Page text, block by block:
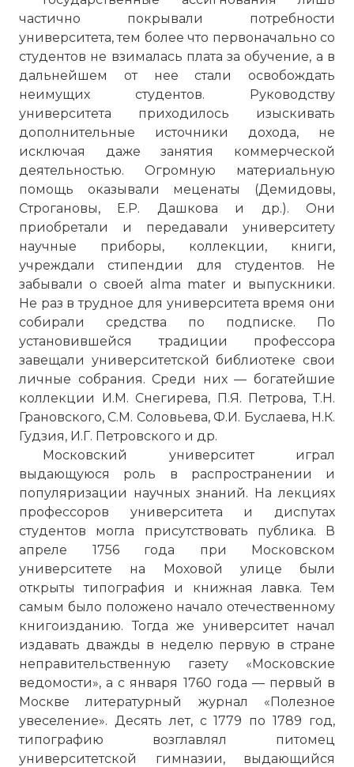
частично покрывали потребности
университета, тем более что первоначально со
студентов не взималась плата за обучение, а в
дальнейшем от нее стали освобождать
неимущих студентов. Руководству
университета приходилось изыскивать
дополнительные источники дохода, не
исключая даже занятия коммерческой
деятельностью. Огромную материальную
помощь оказывали меценаты (Демидовы,
Строгановы, Е.Р. Дашкова и др.). Они
приобретали и передавали университету
научные приборы, коллекции, книги,
учреждали стипендии для студентов. Не
забывали о своей alma mater и выпускники.
Не раз в трудное для университета время они
собирали средства по подписке. По
установившейся традиции профессора
завещали университетской библиотеке свои
личные собрания. Среди них — богатейшие
коллекции И.М. Снегирева, П.Я. Петрова, Т.Н.
Грановского, С.М. Соловьева, Ф.И. Буслаева, Н.К.
Гудзия, И.Г. Петровского и др.
Московский университет играл
выдающуюся роль в распространении и
популяризации научных знаний. На лекциях
профессоров университета и диспутах
студентов могла присутствовать публика. В
апреле 1756 года при Московском
университете на Моховой улице были
открыты типография и книжная лавка. Тем
самым было положено начало отечественному
книгоизданию. Тогда же университет начал
издавать дважды в неделю первую в стране
неправительственную газету «Московские
ведомости», а с января 1760 года — первый в
Москве литературный журнал «Полезное
увеселение». Десять лет, с 1779 по 1789 год,
типографию возглавлял питомец
университетской гимназии, выдающийся